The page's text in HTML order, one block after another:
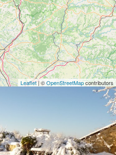
Leaflet| ©OpenStreetMapcontributors